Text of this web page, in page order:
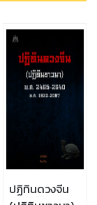
ปฏิทินดวงจีน